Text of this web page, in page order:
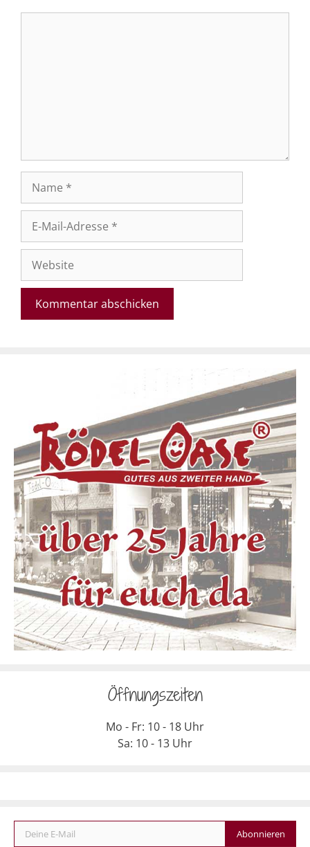
Mail-
Adresse
Website
Öffnungszeiten
Mo - Fr: 10 - 18 Uhr
Sa: 10 - 13 Uhr
Deine E-Mail
Abonnieren